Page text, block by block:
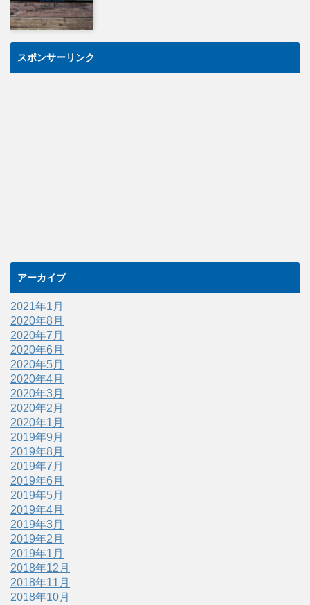
スポンサーリンク
アーカイブ
2021年1月
2020年8月
2020年7月
2020年6月
2020年5月
2020年4月
2020年3月
2020年2月
2020年1月
2019年9月
2019年8月
2019年7月
2019年6月
2019年5月
2019年4月
2019年3月
2019年2月
2019年1月
2018年12月
2018年11月
2018年10月